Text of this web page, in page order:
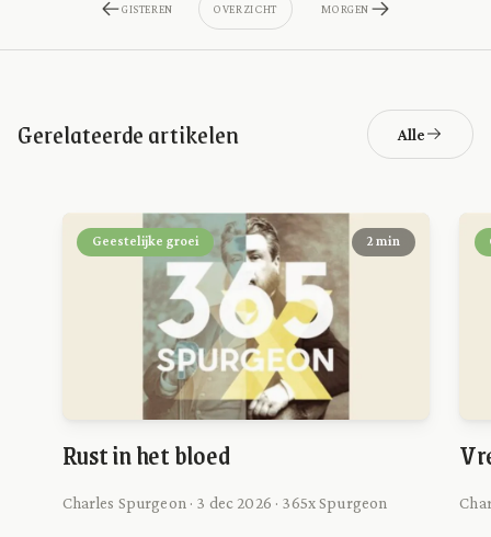
GISTEREN OVERZICHT MORGEN
Gerelateerde artikelen Alle
Geestelijke groei 2 min
Rust in het bloed
Charles Spurgeon · 3 dec 2026 · 365x Spurgeon